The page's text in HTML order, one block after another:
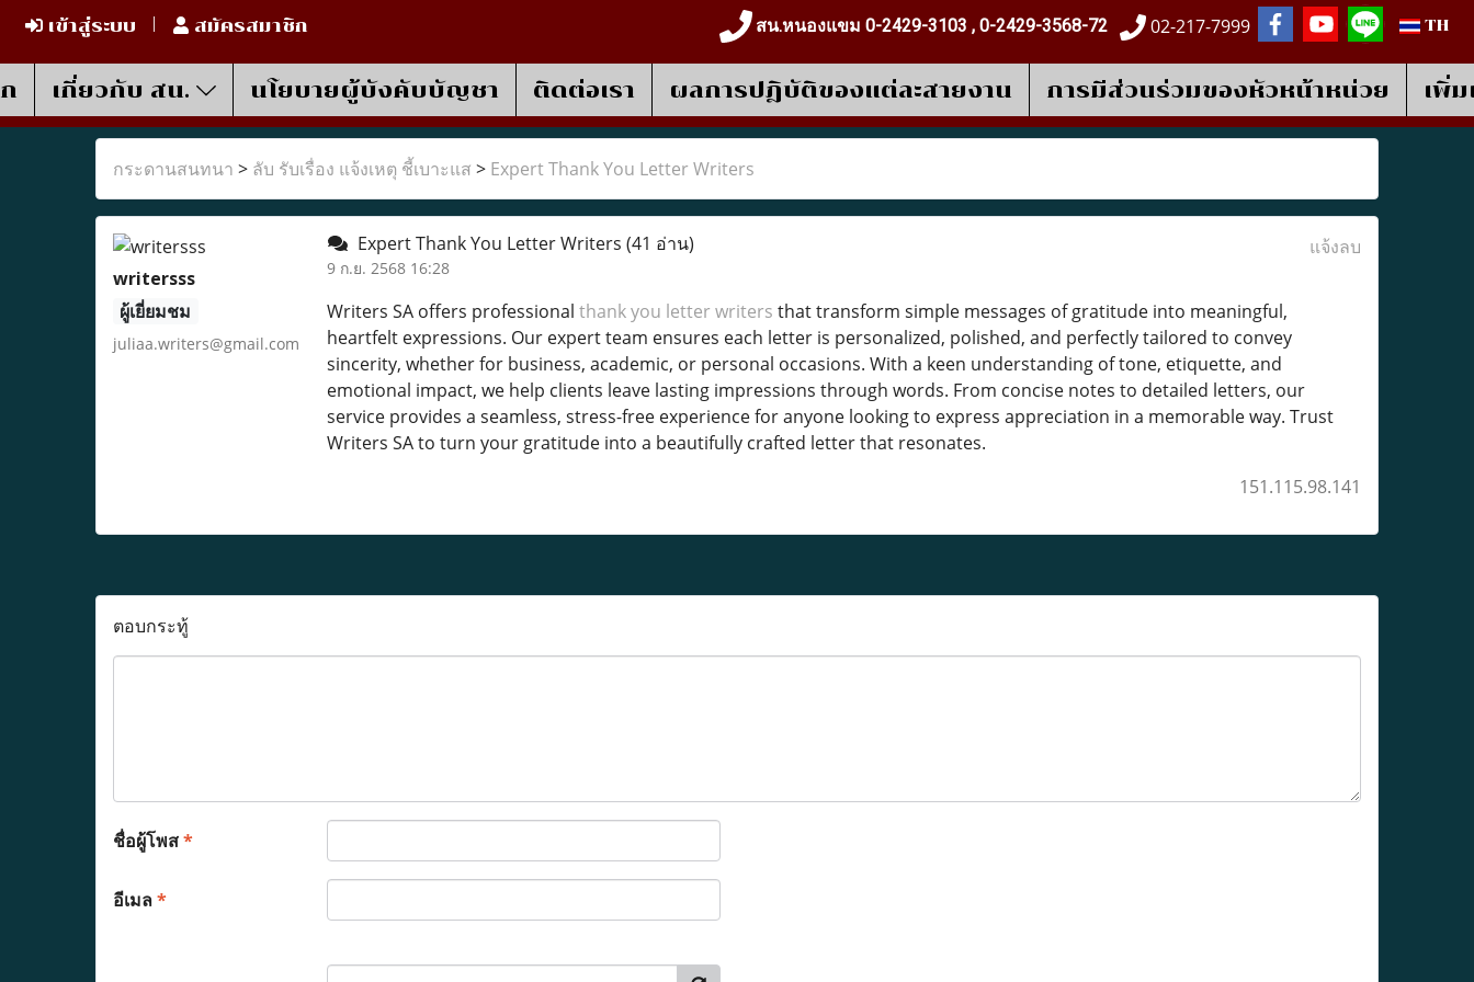
เข้าสู่ระบบ สมัครสมาชิก สน.หนองแขม 0-2429-3103 , 0-2429-3568-72 02-217-7999 TH
เกี่ยวกับ สน. นโยบายผู้บังคับบัญชา ติดต่อเรา ผลการปฎิบัติของแต่ละสายงาน การมีส่วนร่วมของหัวหน้าหน่วย เพิ่
กระดานสนทนา > ลับ รับเรื่อง แจ้งเหตุ ชี้เบาะแส > Expert Thank You Letter Writers
writersss
ผู้เยี่ยมชม
juliaa.writers@gmail.com
Expert Thank You Letter Writers (41 อ่าน)
9 ก.ย. 2568 16:28
แจ้งลบ
Writers SA offers professional thank you letter writers that transform simple messages of gratitude into meaningful,
heartfelt expressions. Our expert team ensures each letter is personalized, polished, and perfectly tailored to convey
sincerity, whether for business, academic, or personal occasions. With a keen understanding of tone, etiquette, and
emotional impact, we help clients leave lasting impressions through words. From concise notes to detailed letters, our
service provides a seamless, stress-free experience for anyone looking to express appreciation in a memorable way. Trust
Writers SA to turn your gratitude into a beautifully crafted letter that resonates.
151.115.98.141
ตอบกระทู้
ชื่อผู้โพส*
อีเมล*